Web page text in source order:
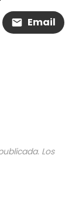
Email
Los